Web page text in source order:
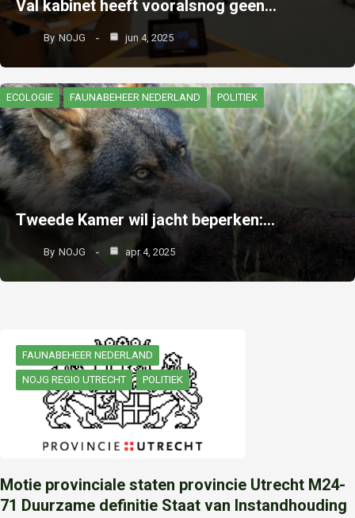
Val kabinet heeft vooralsnog geen…
By NOJG jun 4, 2025
ECOLOGIE FAUNABEHEER NEDERLAND POLITIEK
Tweede Kamer wil jacht beperken:…
By NOJG apr 4, 2025
FAUNABEHEER NEDERLAND
NOJG REGIO UTRECHT POLITIEK
Motie provinciale staten provincie Utrecht M24-
71 Duurzame definitie Staat van Instandhouding